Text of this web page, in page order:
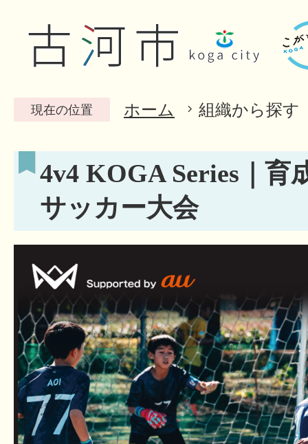
現在の位置 ホーム 組織から探す
4v4 KOGA Series｜育
サッカー大会